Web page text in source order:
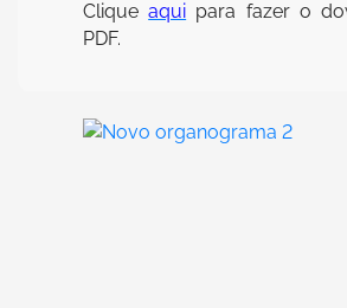
Cliqueaqui para fazer o
PDF.